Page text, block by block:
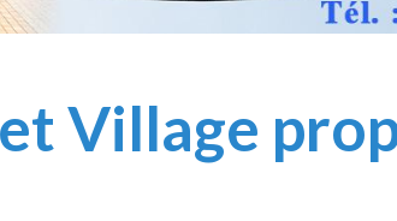
Village